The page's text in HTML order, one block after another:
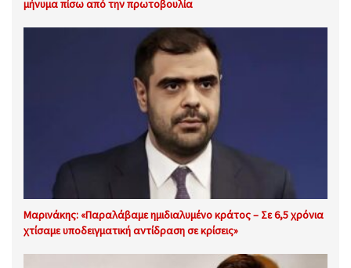
μήνυμα πίσω από την πρωτοβουλία
Μαρινάκης: «Παραλάβαμε ημιδιαλυμένο κράτος – Σε 6,5 χρόνια
χτίσαμε υποδειγματική αντίδραση σε κρίσεις»